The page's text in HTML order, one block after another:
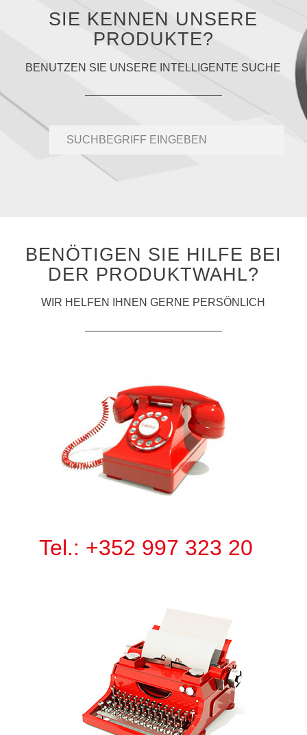
SIE KENNEN UNSERE
PRODUKTE?
BENUTZEN SIE UNSERE INTELLIGENTE SUCHE
BENÖTIGEN SIE HILFE BEI
DER PRODUKTWAHL?
WIR HELFEN IHNEN GERNE PERSÖNLICH
Tel.: +352 997 323 20